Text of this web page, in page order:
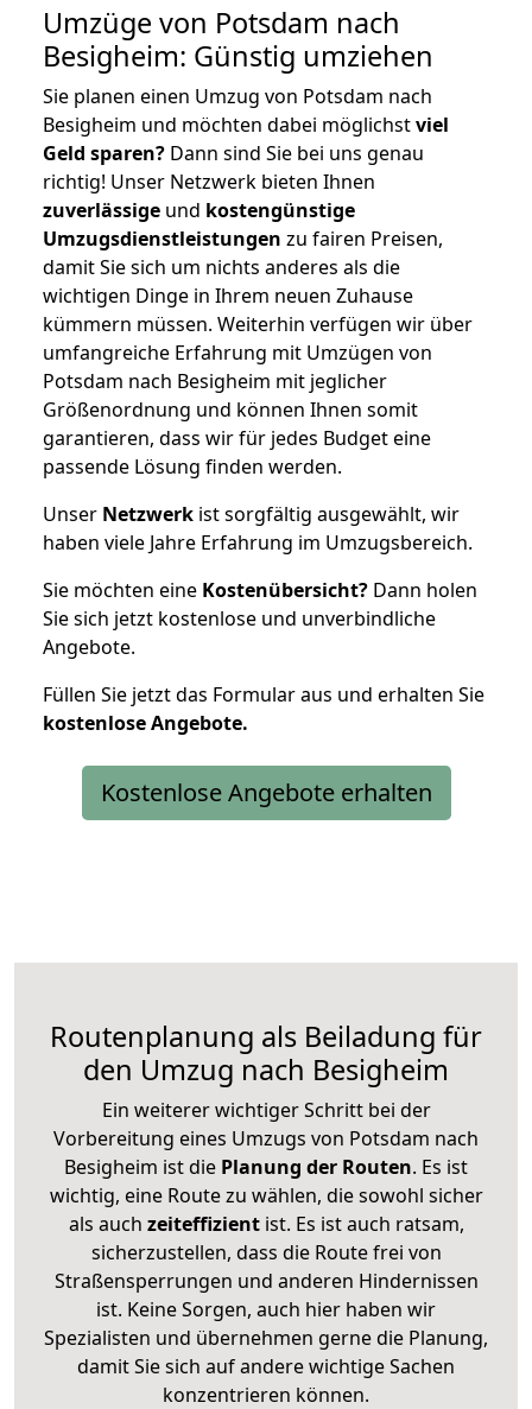
Umzüge von Potsdam nach
Besigheim: Günstig umziehen
Sie planen einen Umzug von Potsdam nach
Besigheim und möchten dabei möglichstviel
Geld sparen? Dann sind Sie bei uns genau
richtig! Unser Netzwerk bieten Ihnen
zuverlässige und kostengünstige
Umzugsdienstleistungen zu fairen Preisen,
damit Sie sich um nichts anderes als die
wichtigen Dinge in Ihrem neuen Zuhause
kümmern müssen. Weiterhin verfügen wir über
umfangreiche Erfahrung mit Umzügen von
Potsdam nach Besigheim mit jeglicher
Größenordnung und können Ihnen somit
garantieren, dass wir für jedes Budget eine
passende Lösung finden werden.
Unser Netzwerk ist sorgfältig ausgewählt, wir
haben viele Jahre Erfahrung im Umzugsbereich.
Sie möchten eine Kostenübersicht? Dann holen
Sie sich jetzt kostenlose und unverbindliche
Angebote.
Füllen Sie jetzt das Formular aus und erhalten Sie
kostenloseAngebote.
Kostenlose Angebote erhalten
Routenplanung als Beiladung für
den Umzug nach Besigheim
Ein weiterer wichtiger Schritt bei der
Vorbereitung eines Umzugs von Potsdam nach
Besigheim ist die Planung der Routen. Es ist
wichtig, eine Route zu wählen, die sowohl sicher
als auch zeiteffizientist. Es ist auch ratsam,
sicherzustellen, dass die Route frei von
Straßensperrungen und anderen Hindernissen
ist. Keine Sorgen, auch hier haben wir
Spezialisten und übernehmen gerne die Planung,
damit Sie sich auf andere wichtige Sachen
konzentrieren können.